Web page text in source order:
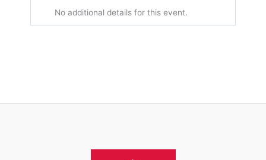
No additional details for this event.